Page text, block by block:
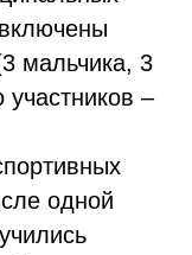
мальчика, 3
–
одной